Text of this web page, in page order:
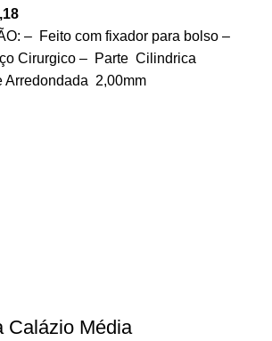
– Feito com fixador para bolso –
Cirurgico – Parte Cilindrica
Arredondada 2,00mm
Calázio Média